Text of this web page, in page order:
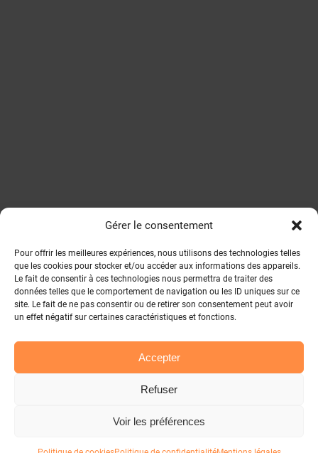
Gérer le consentement
Pour offrir les meilleures expériences, nous utilisons des technologies telles
que les cookies pour stocker et/ou accéder aux informations des appareils.
Le fait de consentir à ces technologies nous permettra de traiter des
données telles que le comportement de navigation ou les ID uniques sur ce
site. Le fait de ne pas consentir ou de retirer son consentement peut avoir
un effet négatif sur certaines caractéristiques et fonctions.
Accepter
Refuser
Voir les préférences